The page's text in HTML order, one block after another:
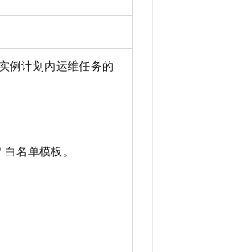
例计划内运维任务的
白名单模板。